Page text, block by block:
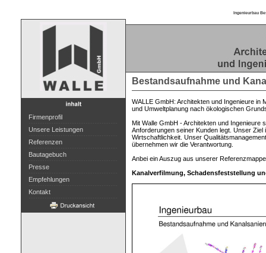
Ingenieurbau
Bestandsaufnahme und
Firmenprofil
Unsere Leistungen
Referenzen
Bautagebuch
Presse
Empfehlungen
Kontakt
WALLE GmbH: Architekten und Ingenieure in
und Umweltplanung nach ökologischen
Mit Walle GmbH - Architekten und Ingenieure
Anforderungen seiner Kunden legt. Unser
Wirtschaftlichkeit. Unser
übernehmen wir die Verantwortung.
Anbei ein Auszug aus unserer
Kanalverfilmung, Schadensfeststellung